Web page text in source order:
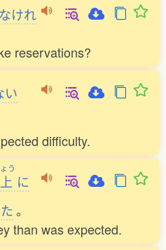
けれ
reservations?
い
difficulty.
う
に
。
than was expected.